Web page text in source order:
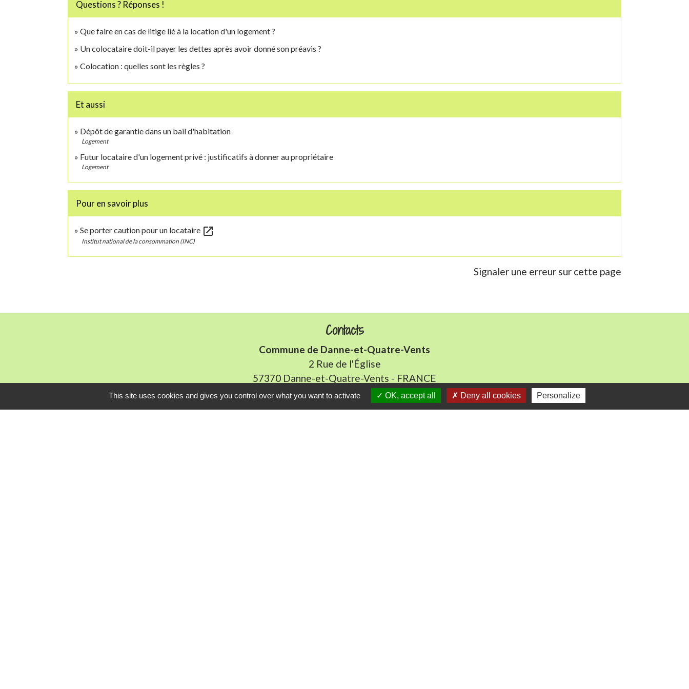
Questions ? Réponses !
Que faire en cas de litige lié à la location d'un logement ?
Un colocataire doit-il payer les dettes après avoir donné son préavis ?
Colocation : quelles sont les règles ?
Et aussi
Dépôt de garantie dans un bail d'habitation
Logement
Futur locataire d'un logement privé : justificatifs à donner au propriétaire
Logement
Pour en savoir plus
Se porter caution pour un locataire open_in_new
Institut national de la consommation (INC)
Signaler une erreur sur cette page
Contacts
Commune de Danne-et-Quatre-Vents
2 Rue de l'Église
57370 Danne-et-Quatre-Vents - FRANCE
+33 3 87 24 10 37
This site uses cookies and gives you control over what you want to activate OK, accept all Deny all cookies Personalize